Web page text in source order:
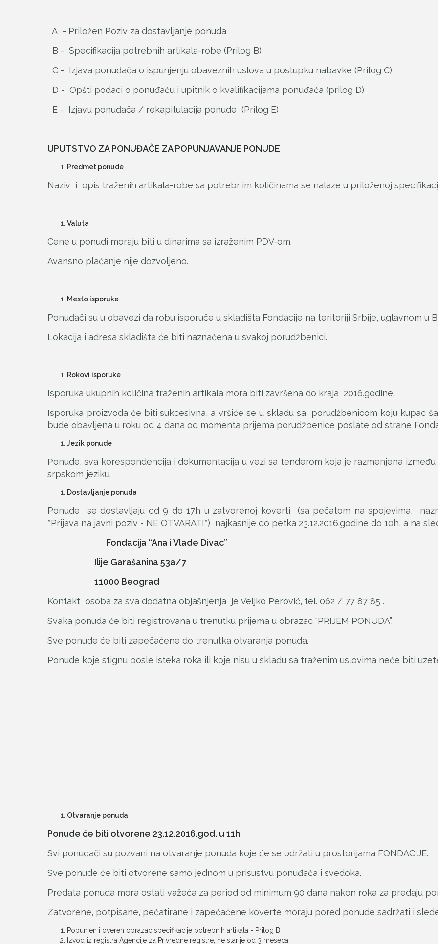
A - Priložen Poziv za dostavljanje ponuda
B - Specifikacija potrebnih artikala-robe (Prilog B)
C - Izjava ponuđača o ispunjenju obaveznih uslova u postupku nabavke (Prilog C)
D - Opšti podaci o ponuđaču i upitnik o kvalifikacijama ponuđača (prilog D)
E - Izjavu ponuđača / rekapitulacija ponude (Prilog E)
UPUTSTVO ZA PONUĐAČE ZA POPUNJAVANJE PONUDE
Predmet ponude
Naziv i opis traženih artikala-robe sa potrebnim količinama se nalaze u priloženoj
Valuta
Cene u ponudi moraju biti u dinarima sa izraženim PDV-om.
Avansno plaćanje nije dozvoljeno.
Mesto isporuke
Ponuđači su u obavezi da robu isporuče u skladišta Fondacije na teritoriji Srbije, uglavnom u
Lokacija i adresa skladišta će biti naznačena u svakoj porudžbenici.
Rokovi isporuke
Isporuka ukupnih količina traženih artikala mora biti završena do kraja 2016.godine.
Isporuka proizvoda će biti sukcesivna, a vršiće se u skladu sa porudžbenicom koju kupac
bude obavljena u roku od 4 dana od momenta prijema porudžbenice poslate od strane
Jezik ponude
Ponude, sva korespondencija i dokumentacija u vezi sa tenderom koja je razmenjena
srpskom jeziku.
Dostavljanje ponuda
Ponude se dostavljaju od 9 do 17h u zatvorenoj koverti (sa pečatom na spojevima,
*Prijava na javni poziv - NE OTVARATI*) najkasnije do petka 23.12.2016.godine do 10h, a na
Fondacija “Ana i Vlade Divac”
Ilije Garašanina 53a/7
11000 Beograd
Kontakt osoba za sva dodatna objašnjenja je Veljko Perović, tel. 062 / 77 87 85 .
Svaka ponuda će biti registrovana u trenutku prijema u obrazac “PRIJEM PONUDA”.
Sve ponude će biti zapečaćene do trenutka otvaranja ponuda.
Ponude koje stignu posle isteka roka ili koje nisu u skladu sa traženim uslovima neće biti
Otvaranje ponuda
Ponude će biti otvorene 23.12.2016.god. u 11h.
Svi ponuđači su pozvani na otvaranje ponuda koje će se održati u prostorijama FONDACIJE.
Sve ponude će biti otvorene samo jednom u prisustvu ponuđača i svedoka.
Predata ponuda mora ostati važeća za period od minimum 90 dana nakon roka za predaju
Zatvorene, potpisane, pečatirane i zapečaćene koverte moraju pored ponude sadržati i
Popunjen i overen obrazac specifikacije potrebnih artikala - Prilog B
Izvod iz registra Agencije za Privredne registre, ne starije od 3 meseca